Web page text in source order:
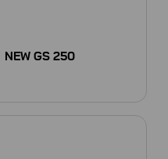
NEW GS 250